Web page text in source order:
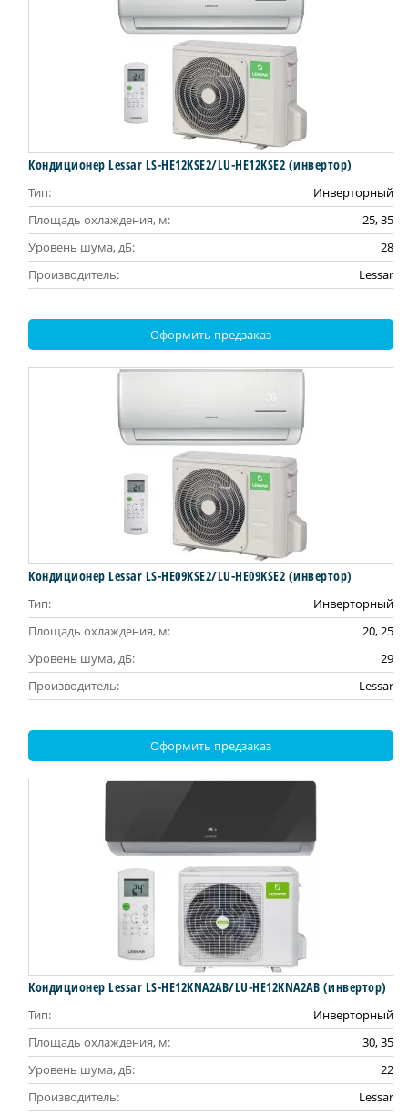
Кондиционер Lessar LS-HE12KSE2/LU-HE12KSE2 (инвертор)
Тип:
Инверторный
Площадь охлаждения, м:
25, 35
Уровень шума, дБ:
28
Производитель:
Lessar
Оформить предзаказ
Кондиционер Lessar LS-HE09KSE2/LU-HE09KSE2 (инвертор)
Тип:
Инверторный
Площадь охлаждения, м:
20, 25
Уровень шума, дБ:
29
Производитель:
Lessar
Оформить предзаказ
Кондиционер Lessar LS-HE12KNA2AB/LU-HE12KNA2AB (инвертор)
Тип:
Инверторный
Площадь охлаждения, м:
30, 35
Уровень шума, дБ:
22
Производитель:
Lessar